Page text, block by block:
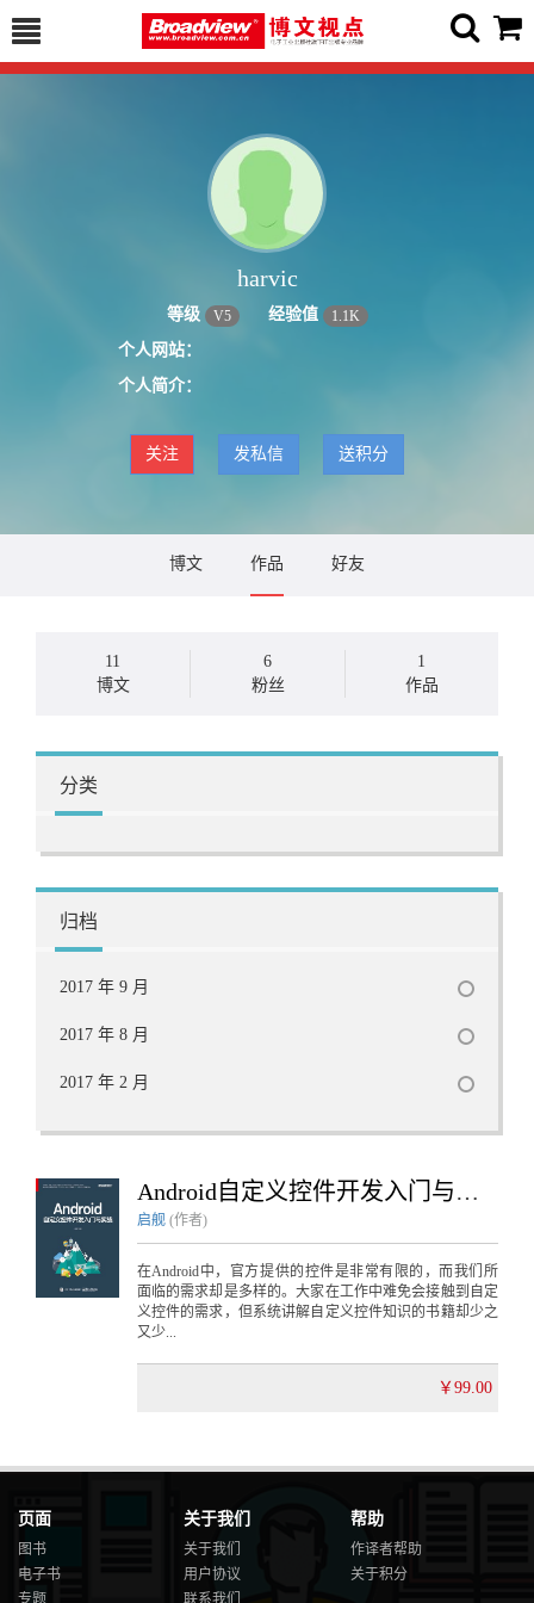
harvic
等级 V5 经验值 1.1K
个人网站：
个人简介：
关注 发私信 送积分
博文 作品 好友
11
博文
6
粉丝
1
作品
分类
归档
2017 年 9 月
2017 年 8 月
2017 年 2 月
Android自定义控件开发入门与实战
启舰 (作者)
在Android中，官方提供的控件是非常有限的，而我们所
面临的需求却是多样的。大家在工作中难免会接触到自定
义控件的需求，但系统讲解自定义控件知识的书籍却少之
又少...
￥99.00
页面
图书
电子书
专题
关于我们
关于我们
用户协议
联系我们
帮助
作译者帮助
关于积分